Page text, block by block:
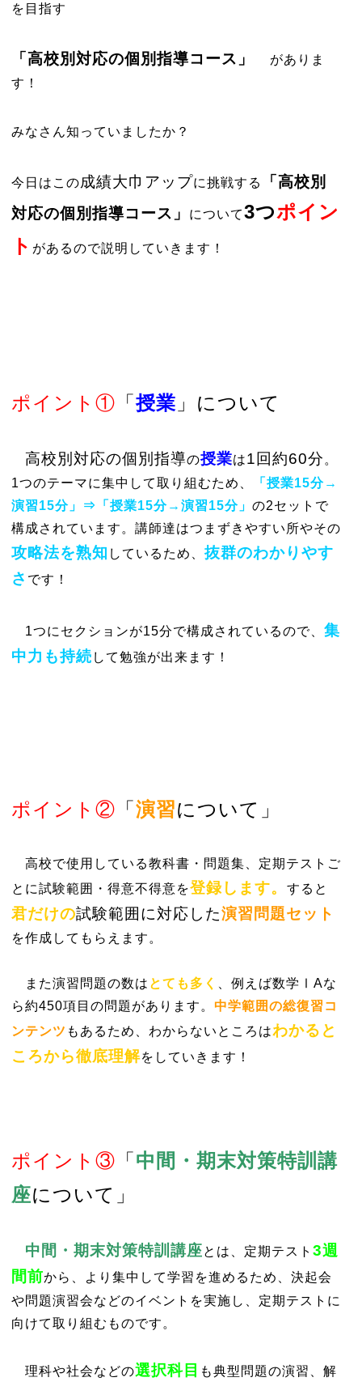
を目指す
「高校別対応の個別指導コース」
がありま
す！
みなさん知っていましたか？
今日はこの成績大巾アップに挑戦する
「高校別
対応の個別指導コース」
について3つポイン
ト があるので説明していきます！
ポイント① 「授業 」について
高校別対応の個別指導の授業は1回約60分 。
1つのテーマに集中して取り組むため、
「授業15分→
演習15分」⇒「授業15分→演習15分」 の2セットで
構成されています。講師達はつまずきやすい所やその
攻略法を熟知 しているため、 抜群のわかりやす
さ です！
1つにセクションが15分で構成されているので、 集
中力も持続 して勉強が出来ます！
ポイント② 「 演習について」
高校で使用している教科書・問題集、定期テストご
とに試験範囲・得意不得意を登録します。 すると
君だけの試験範囲に対応した演習問題セット
を作成してもらえます。
また演習問題の数は とても多く
、例えば数学ⅠAな
ら約450項目の問題があります。 中学範囲の総復習コ
ンテンツ もあるため、 わからないところはわかると
ころから徹底理解をしていきます！
ポイント③ 「 中間・期末対策特訓講
座について」
中間・期末対策特訓講座とは、定期テスト 3週
間前から、より集中して学習を進めるため、決起会
や問題演習会などのイベントを実施し、定期テストに
向けて取り組むものです。
理科や社会などの選択科目 も典型問題の演習、解